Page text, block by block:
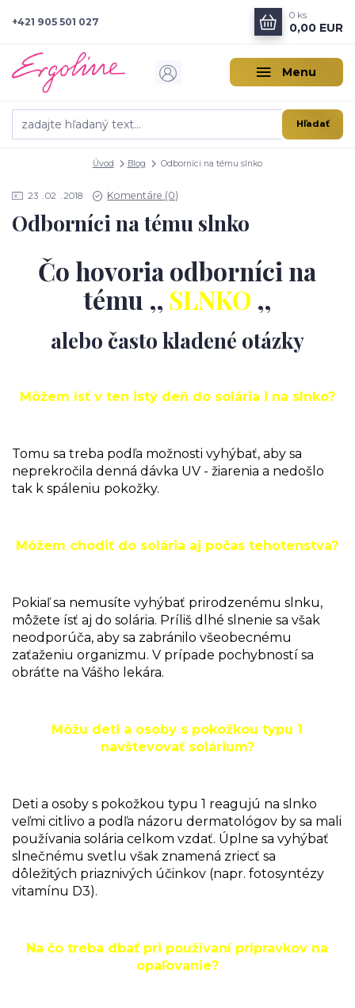
Menu
Hľadať
+421 905 501 027
0 ks
0,00 EUR
Úvod Blog Odborníci na tému slnko
23 02 2018 Komentáre (0)
Odborníci na tému slnko
Čo hovoria odborníci na
tému ,, SLNKO ,,
alebo často kladené otázky
Môžem ísť v ten istý deň do solária i na slnko?
Tomu sa treba podľa možnosti vyhýbať, aby sa
neprekročila denná dávka UV - žiarenia a nedošlo
tak k spáleniu pokožky.
Môžem chodiť do solária aj počas tehotenstva?
Pokiaľ sa nemusíte vyhýbať prirodzenému slnku,
môžete ísť aj do solária. Príliš dlhé slnenie sa však
neodporúča, aby sa zabránilo všeobecnému
zaťaženiu organizmu. V prípade pochybností sa
obráťte na Vášho lekára.
Môžu deti a osoby s pokožkou typu 1
navštevovať solárium?
Deti a osoby s pokožkou typu 1 reagujú na slnko
veľmi citlivo a podľa názoru dermatológov by sa mali
používania solária celkom vzdať. Úplne sa vyhýbať
slnečnému svetlu však znamená zriecť sa
dôležitých priaznivých účinkov (napr. fotosyntézy
vitamínu D3).
Na čo treba dbať pri používaní prípravkov na
opaľovanie?